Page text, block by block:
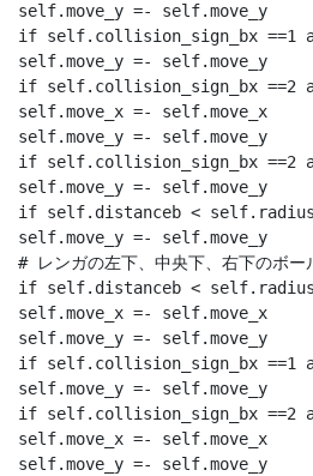
self.move_y =- self.move_y
if self.collision_sign_bx ==1
self.move_y =- self.move_y
if self.collision_sign_bx ==2
self.move_x =- self.move_x
self.move_y =- self.move_y
if self.collision_sign_bx ==2
self.move_y =- self.move_y
if self.distanceb < self.radius
self.move_y =- self.move_y
# レンガの左下、中央下、右下のボー
if self.distanceb < self.radius
self.move_x =- self.move_x
self.move_y =- self.move_y
if self.collision_sign_bx ==1
self.move_y =- self.move_y
if self.collision_sign_bx ==2
self.move_x =- self.move_x
self.move_y =- self.move_y